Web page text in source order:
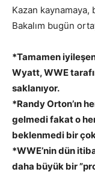
Kazan
Bakalım bugün
*Tamamen
Wyatt, WWE
saklanıyor.
*Randy Orton’ın
gelmedi fakat o
beklenmedi bir
*WWE’nin dün
daha büyük bir